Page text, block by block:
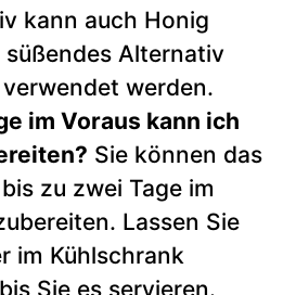
kann auch Honig
süßendes Alternativ
werden.
im Voraus kann ich
Sie können das
zu zwei Tage im
Lassen Sie
im Kühlschrank
Sie es servieren.